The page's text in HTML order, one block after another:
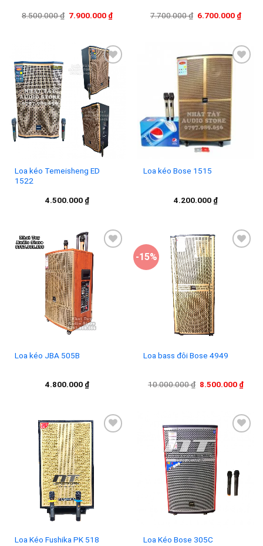
8.500.000₫ Giá
7.900.000 ₫Giá
7.900.000 ₫.
7.700.000₫ Giá
6.700.000 ₫Giá
Add to
wishlist
Loa kéo Temeisheng ED
1522
4.500.000 ₫
Add to
wishlist
Loa kéo Bose 1515
4.200.000 ₫
Loa kéo JBA 505B
4.800.000 ₫
-15%
Loa bass đôi Bose 4949
10.000.000₫ Giá
8.500.000 ₫Giá
Loa Kéo Fushika PK 518
wishlist
Loa Kéo Bose 305C